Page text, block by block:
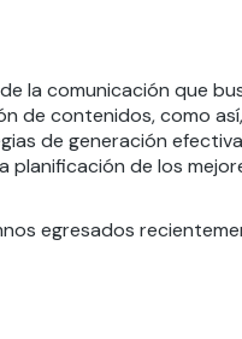
la comunicación que
de contenidos, como
de generación
planificación de los
egresados